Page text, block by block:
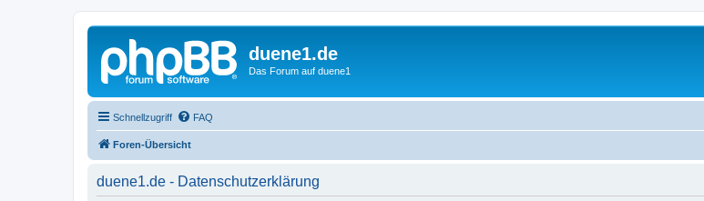
duene1.de
Das Forum auf duene1
Schnellzugriff FAQ
Foren-Übersicht
duene1.de - Datenschutzerklärung